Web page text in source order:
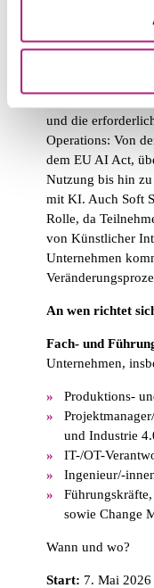
Kurses
konsequent an
produzierender
und die
Operations: Von
dem EU AI Act,
Nutzung bis hin
mit KI. Auch Soft
Rolle, da
von Künstlicher
Unternehmen
An wen richtet
Fach- und
Unternehmen,
Produktions-
und Industrie
IT-/OT-
Ingenieur/-
sowie Change
Wann und wo?
Start: 7. Mai 2026